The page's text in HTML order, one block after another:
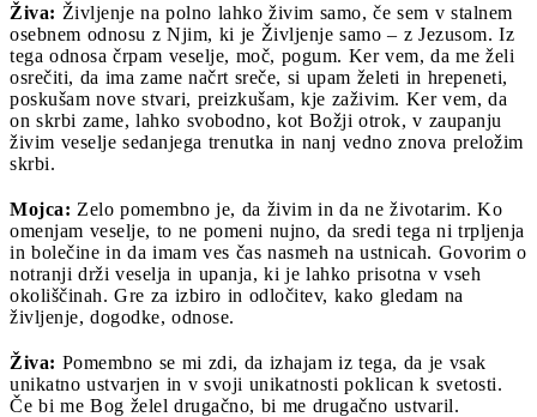
Živa: Življenje na polno lahko živim samo, če sem v stalnem
osebnem odnosu z Njim, ki je Življenje samo – z Jezusom. Iz
tega odnosa črpam veselje, moč, pogum. Ker vem, da me želi
osrečiti, da ima zame načrt sreče, si upam želeti in hrepeneti,
poskušam nove stvari, preizkušam, kje zaživim. Ker vem, da
on skrbi zame, lahko svobodno, kot Božji otrok, v zaupanju
živim veselje sedanjega trenutka in nanj vedno znova preložim
skrbi.
Mojca: Zelo pomembno je, da živim in da ne životarim. Ko
omenjam veselje, to ne pomeni nujno, da sredi tega ni trpljenja
in bolečine in da imam ves čas nasmeh na ustnicah. Govorim o
notranji drži veselja in upanja, ki je lahko prisotna v vseh
okoliščinah. Gre za izbiro in odločitev, kako gledam na
življenje, dogodke, odnose.
Živa: Pomembno se mi zdi, da izhajam iz tega, da je vsak
unikatno ustvarjen in v svoji unikatnosti poklican k svetosti.
Če bi me Bog želel drugačno, bi me drugačno ustvaril.